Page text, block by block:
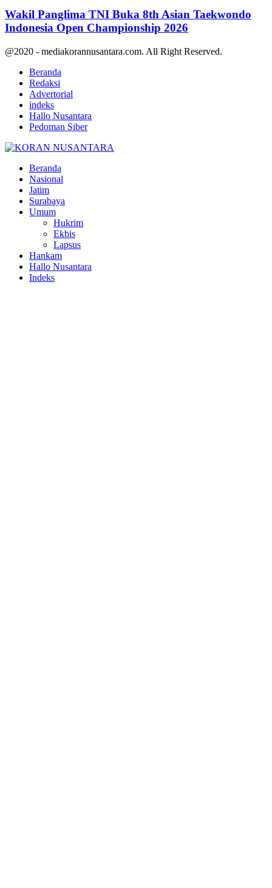
Wakil Panglima TNI Buka 8th Asian Taekwondo
Indonesia Open Championship 2026
@2020 - mediakorannusantara.com. All Right Reserved.
Beranda
Redaksi
Advertorial
indeks
Hallo Nusantara
Pedoman Siber
Beranda
Nasional
Jatim
Surabaya
Umum
Hukrim
Ekbis
Lapsus
Hankam
Hallo Nusantara
Indeks